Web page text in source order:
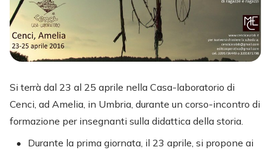
Si terrà dal 23 al 25 aprile nella Casa-laboratorio di
Cenci, ad Amelia, in Umbria, durante un corso-incontro di
formazione per insegnanti sulla didattica della storia.
Durante la prima giornata, il 23 aprile, si propone ai